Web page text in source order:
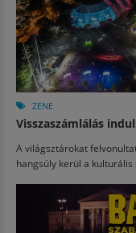
ZENE
Visszaszámlálás
A világsztárokat
hangsúly kerül a kulturális